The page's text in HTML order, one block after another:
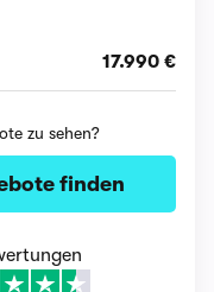
17.990 €
zu sehen?
finden